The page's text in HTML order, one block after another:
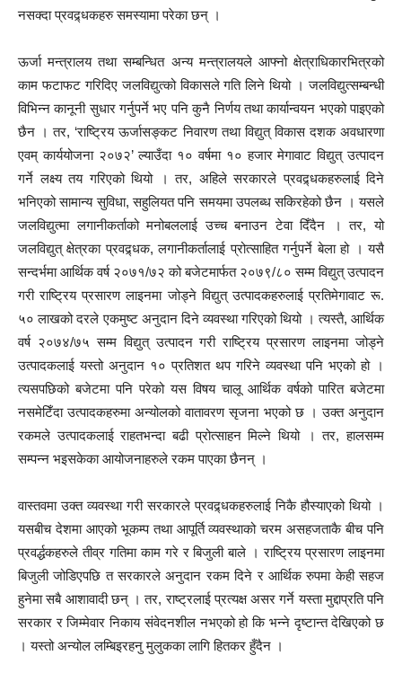
नसक्दा प्रवद्र्धकहरु समस्यामा परेका छन् ।
ऊर्जा मन्त्रालय तथा सम्बन्धित अन्य मन्त्रालयले आफ्नो क्षेत्राधिकारभित्रको
काम फटाफट गरिदिए जलविद्युत्को विकासले गति लिने थियो । जलविद्युत्सम्बन्धी
विभिन्न कानूनी सुधार गर्नुपर्ने भए पनि कुनै निर्णय तथा कार्यान्वयन भएको पाइएको
छैन । तर, ‘राष्ट्रिय ऊर्जासङ्कट निवारण तथा विद्युत् विकास दशक अवधारणा
एवम् कार्ययोजना २०७२’ ल्याउँदा १० वर्षमा १० हजार मेगावाट विद्युत् उत्पादन
गर्ने लक्ष्य तय गरिएको थियो । तर, अहिले सरकारले प्रवद्र्धकहरुलाई दिने
भनिएको सामान्य सुविधा, सहुलियत पनि समयमा उपलब्ध सकिरहेको छैन । यसले
जलविद्युत्मा लगानीकर्ताको मनोबललाई उच्च बनाउन टेवा दिँदैन । तर, यो
जलविद्युत् क्षेत्रका प्रवद्र्धक, लगानीकर्तालाई प्रोत्साहित गर्नुपर्ने बेला हो । यसै
सन्दर्भमा आर्थिक वर्ष २०७१/७२ को बजेटमार्फत २०७९/८० सम्म विद्युत् उत्पादन
गरी राष्ट्रिय प्रसारण लाइनमा जोड्ने विद्युत् उत्पादकहरुलाई प्रतिमेगावाट रू.
५० लाखको दरले एकमुष्ट अनुदान दिने व्यवस्था गरिएको थियो । त्यस्तै, आर्थिक
वर्ष २०७४/७५ सम्म विद्युत् उत्पादन गरी राष्ट्रिय प्रसारण लाइनमा जोड्ने
उत्पादकलाई यस्तो अनुदान १० प्रतिशत थप गरिने व्यवस्था पनि भएको हो ।
त्यसपछिको बजेटमा पनि परेको यस विषय चालू आर्थिक वर्षको पारित बजेटमा
नसमेटिँदा उत्पादकहरुमा अन्योलको वातावरण सृजना भएको छ । उक्त अनुदान
रकमले उत्पादकलाई राहतभन्दा बढी प्रोत्साहन मिल्ने थियो । तर, हालसम्म
सम्पन्न भइसकेका आयोजनाहरुले रकम पाएका छैनन् ।
वास्तवमा उक्त व्यवस्था गरी सरकारले प्रवद्र्धकहरुलाई निकै हौस्याएको थियो ।
यसबीच देशमा आएको भूकम्प तथा आपूर्ति व्यवस्थाको चरम असहजताकै बीच पनि
प्रवर्द्धकहरुले तीव्र गतिमा काम गरे र बिजुली बाले । राष्ट्रिय प्रसारण लाइनमा
बिजुली जोडिएपछि त सरकारले अनुदान रकम दिने र आर्थिक रुपमा केही सहज
हुनेमा सबै आशावादी छन् । तर, राष्ट्रलाई प्रत्यक्ष असर गर्ने यस्ता मुद्दाप्रति पनि
सरकार र जिम्मेवार निकाय संवेदनशील नभएको हो कि भन्ने दृष्टान्त देखिएको छ
। यस्तो अन्योल लम्बिइरहनु मुलुकका लागि हितकर हुँदैन ।